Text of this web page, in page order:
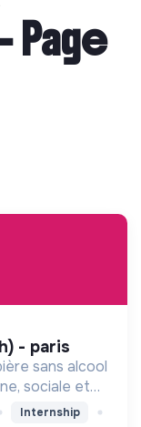
- paris
sans alcool
sociale et
Internship